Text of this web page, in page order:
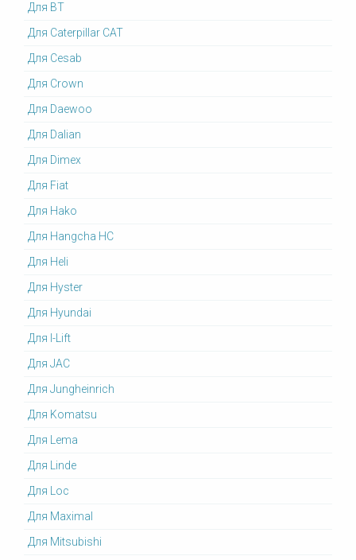
Для BT
Для Caterpillar CAT
Для Cesab
Для Crown
Для Daewoo
Для Dalian
Для Dimex
Для Fiat
Для Hako
Для Hangcha HC
Для Heli
Для Hyster
Для Hyundai
Для I-Lift
Для JAC
Для Jungheinrich
Для Komatsu
Для Lema
Для Linde
Для Loc
Для Maximal
Для Mitsubishi